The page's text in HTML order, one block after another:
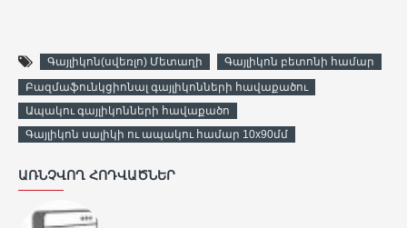
Գայլիկոն(սվեռլո) Մետաղի
Գայլիկոն բետոնի համար
Բազմաֆունկցիոնալ գայլիկոնների հավաքածու
Ապակու գայլիկոնների հավաքածո
Գայլիկոն սալիկի ու ապակու համար 10x90մմ
ԱՌՆՉՎՈՂ ՀՈԴՎԱԾՆԵՐ